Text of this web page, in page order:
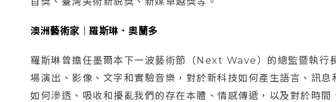
澳洲藝術家｜羅斯琳．奧蘭多
羅斯琳曾擔任墨爾本下一波藝術節（Next Wave）的總監暨執
場演出、影像、文字和實驗音樂，對於新科技如何產生語言、訊
如何滲透、吸收和擾亂我們的存在本體、情感傳遞，以及對於時